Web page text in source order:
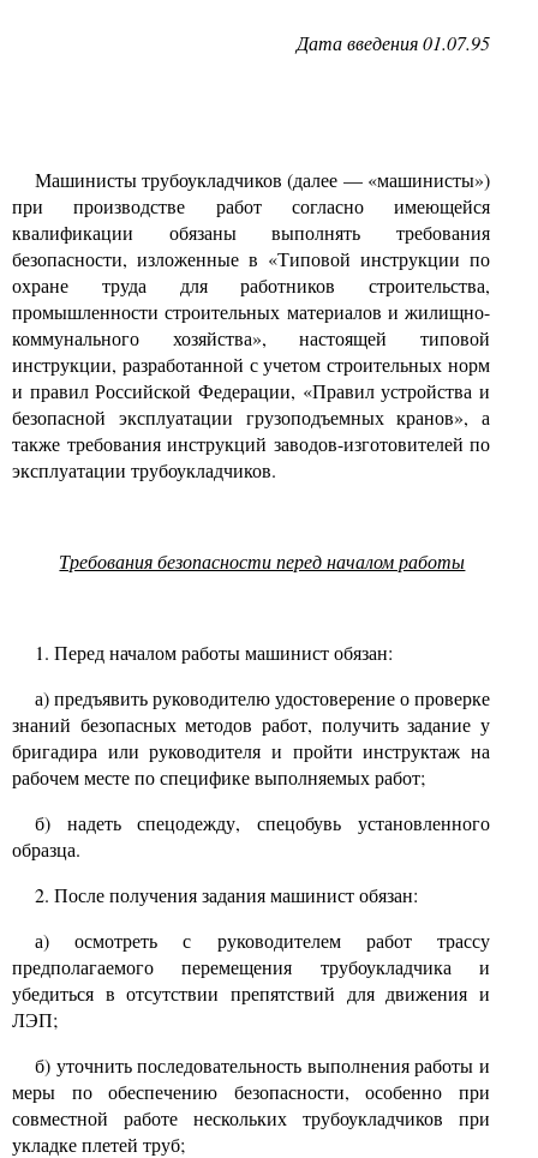
Дата введения01.07.95
Машинисты трубоукладчиков (далее—«машинисты»)
при производстве работ согласно имеющейся
квалификации обязаны выполнять требования
безопасности, изложенные в «Типовой инструкции по
охране труда для работников строительства,
промышленности строительных материалов и жилищно-
коммунального хозяйства», настоящей типовой
инструкции, разработанной с учетом строительных норм
и правил Российской Федерации, «Правил устройства и
безопасной эксплуатации грузоподъемных кранов», а
также требования инструкций заводов-изготовителей по
эксплуатации трубоукладчиков.
Требования безопасности перед началом работы
1. Перед началом работы машинист обязан:
а) предъявить руководителю удостоверение о проверке
знаний безопасных методов работ, получить задание у
бригадира или руководителя и пройти инструктаж на
рабочем месте по специфике выполняемых работ;
б) надеть спецодежду, спецобувь установленного
образца.
2. После получения задания машинист обязан:
а) осмотреть с руководителем работ трассу
предполагаемого перемещения трубоукладчика и
убедиться в отсутствии препятствий для движения и
ЛЭП;
б) уточнить последовательность выполнения работы и
меры по обеспечению безопасности, особенно при
совместной работе нескольких трубоукладчиков при
укладке плетей труб;